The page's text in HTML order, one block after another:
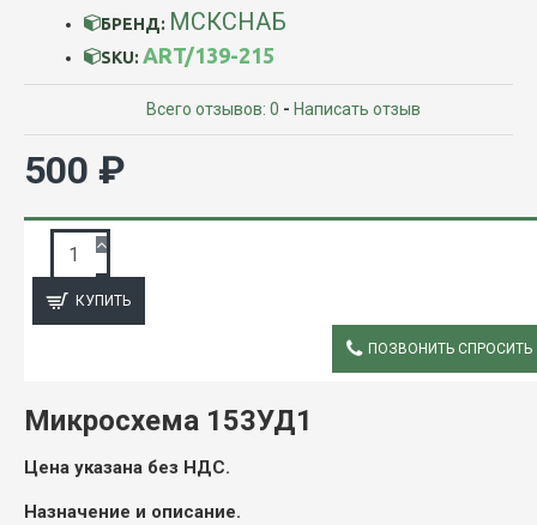
БРЕНД: МСКСНАБ
SKU: ART/139-215
Всего отзывов: 0 - Написать отзыв
500 ₽
КУПИТЬ
ПОЗВОНИТЬ СПРОСИТЬ
Микросхема 153УД1
Цена указана без НДС.
Назначение и описание.